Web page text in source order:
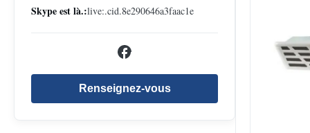
Skype est là.:live:.cid.8e290646a3faac1e
Renseignez-vous